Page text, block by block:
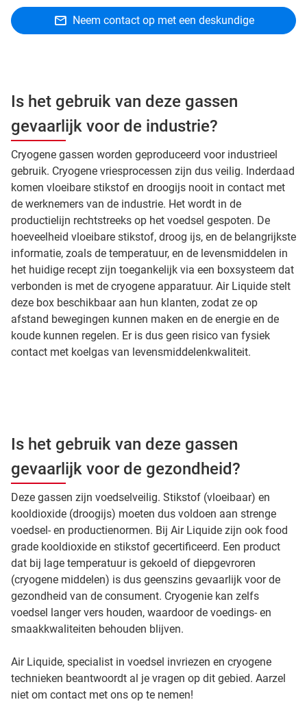
Neem contact op met een deskundige
Is het gebruik van deze gassen
gevaarlijk voor de industrie?
Cryogene gassen worden geproduceerd voor industrieel
gebruik. Cryogene vriesprocessen zijn dus veilig. Inderdaad
komen vloeibare stikstof en droogijs nooit in contact met
de werknemers van de industrie. Het wordt in de
productielijn rechtstreeks op het voedsel gespoten. De
hoeveelheid vloeibare stikstof, droog ijs, en de belangrijkste
informatie, zoals de temperatuur, en de levensmiddelen in
het huidige recept zijn toegankelijk via een boxsysteem dat
verbonden is met de cryogene apparatuur. Air Liquide stelt
deze box beschikbaar aan hun klanten, zodat ze op
afstand bewegingen kunnen maken en de energie en de
koude kunnen regelen. Er is dus geen risico van fysiek
contact met koelgas van levensmiddelenkwaliteit.
Is het gebruik van deze gassen
gevaarlijk voor de gezondheid?
Deze gassen zijn voedselveilig. Stikstof (vloeibaar) en
kooldioxide (droogijs) moeten dus voldoen aan strenge
voedsel- en productienormen. Bij Air Liquide zijn ook food
grade kooldioxide en stikstof gecertificeerd. Een product
dat bij lage temperatuur is gekoeld of diepgevroren
(cryogene middelen) is dus geenszins gevaarlijk voor de
gezondheid van de consument. Cryogenie kan zelfs
voedsel langer vers houden, waardoor de voedings- en
smaakkwaliteiten behouden blijven.
Air Liquide, specialist in voedsel invriezen en cryogene
technieken beantwoordt al je vragen op dit gebied. Aarzel
niet om contact met ons op te nemen!